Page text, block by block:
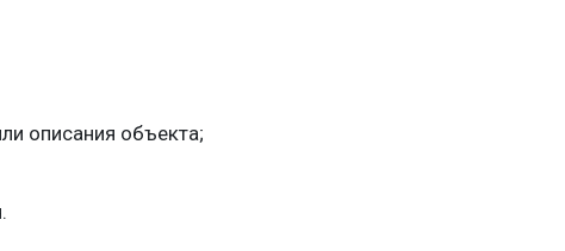
описания объекта;